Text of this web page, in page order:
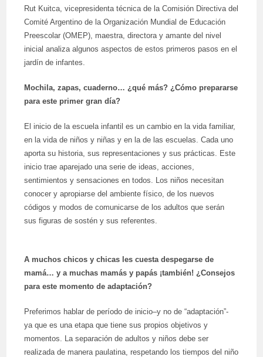
Rut Kuitca, vicepresidenta técnica de la Comisión Directiva del
Comité Argentino de la Organización Mundial de Educación
Preescolar (OMEP), maestra, directora y amante del nivel
inicial analiza algunos aspectos de estos primeros pasos en el
jardín de infantes.
Mochila, zapas, cuaderno… ¿qué más? ¿Cómo prepararse
para este primer gran día?
El inicio de la escuela infantil es un cambio en la vida familiar,
en la vida de niños y niñas y en la de las escuelas. Cada uno
aporta su historia, sus representaciones y sus prácticas. Este
inicio trae aparejado una serie de ideas, acciones,
sentimientos y sensaciones en todos. Los niños necesitan
conocer y apropiarse del ambiente físico, de los nuevos
códigos y modos de comunicarse de los adultos que serán
sus figuras de sostén y sus referentes.
A muchos chicos y chicas les cuesta despegarse de
mamá… y a muchas mamás y papás ¡también! ¿Consejos
para este momento de adaptación?
Preferimos hablar de período de inicio–y no de “adaptación”-
ya que es una etapa que tiene sus propios objetivos y
momentos. La separación de adultos y niños debe ser
realizada de manera paulatina, respetando los tiempos del niño